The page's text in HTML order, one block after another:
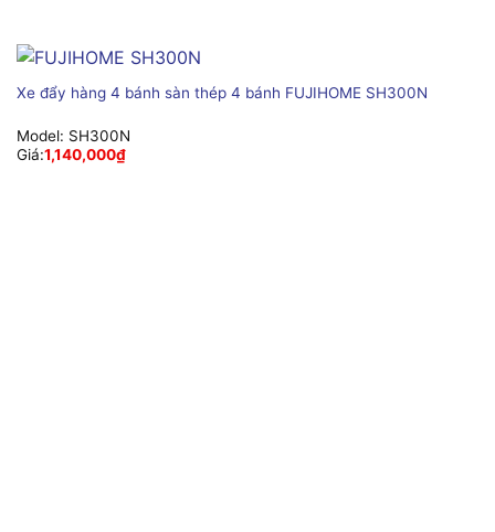
Xe đẩy hàng 4 bánh sàn thép 4 bánh FUJIHOME SH300N
Model: SH300N
Giá:1,140,000₫